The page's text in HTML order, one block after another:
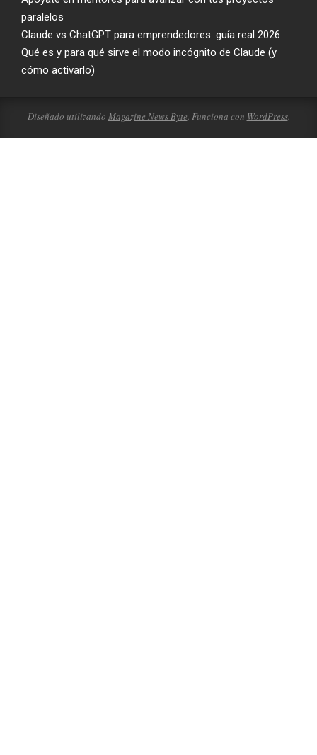
paralelos
Claude vs ChatGPT para emprendedores: guía real 2026
Qué es y para qué sirve el modo incógnito de Claude (y
cómo activarlo)
Diseñado utilizando Magazine News Byte. Funciona con WordPress.